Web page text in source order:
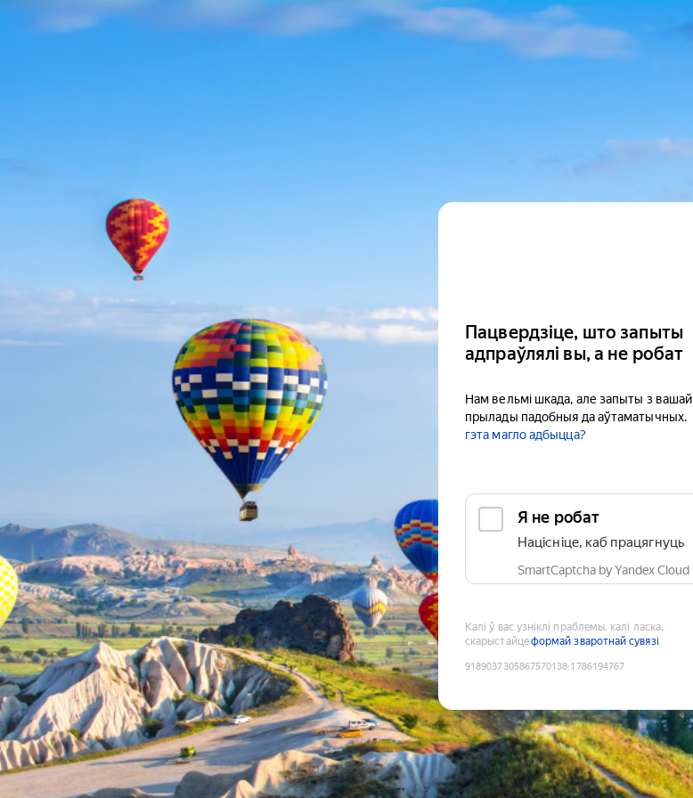
Пацвердзіце, што запыты
адпраўлялі вы, а не робат
Нам вельмі шкада, але запыты з вашай
прылады падобныя да аўтаматычных.
гэта магло адбыцца?
Я не робат
Націсніце, каб працягнуць
SmartCaptcha by Yandex Cloud
Калі ў вас узніклі праблемы, калі ласка,
скарыстайцеформай зваротнай сувязі
9189037305867570138:1786194767